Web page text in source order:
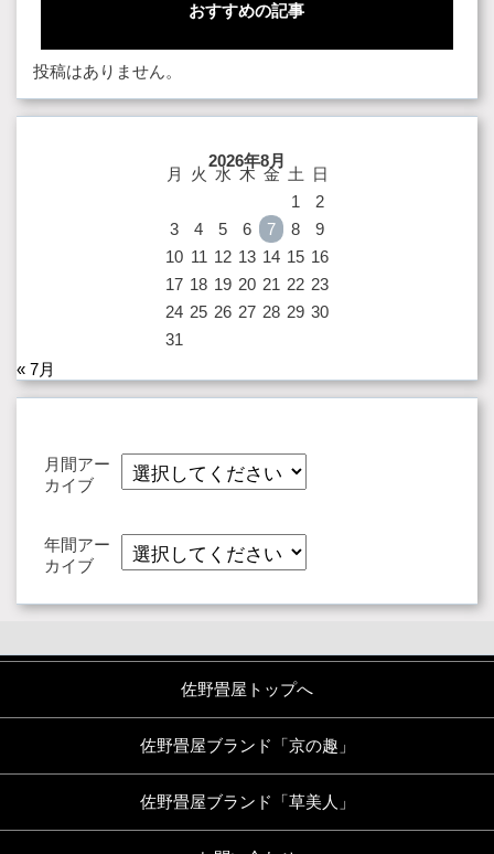
おすすめの記事
投稿はありません。
2026年8月
月 火 水 木 金 土
日
1
2
3
4 5 6 7 8
9
10 11 12 13 14 15 16
17 18 19 20 21 22 23
24 25 26 27 28 29 30
31
« 7月
月間アー
カイブ
年間アー
カイブ
佐野畳屋トップへ
佐野畳屋ブランド「京の趣」
佐野畳屋ブランド「草美人」